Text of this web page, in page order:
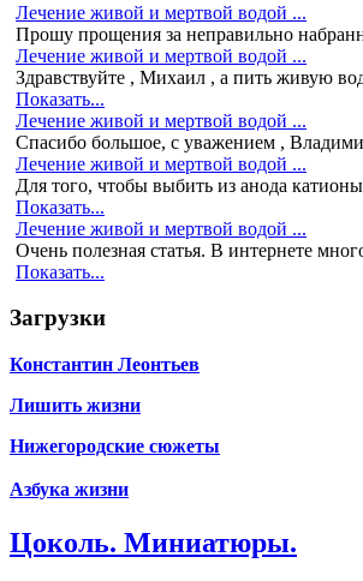
Лечение живой и мертвой водой ...
Прошу прощения за неправильно
Лечение живой и мертвой водой ...
Здравствуйте , Михаил , а пить живую
Показать...
Лечение живой и мертвой водой ...
Спасибо большое, с уважением ,
Лечение живой и мертвой водой ...
Для того, чтобы выбить из анода
Показать...
Лечение живой и мертвой водой ...
Очень полезная статья. В интернете
Показать...
Загрузки
Константин Леонтьев
Лишить жизни
Нижегородские сюжеты
Азбука жизни
Цоколь. Миниатюры.